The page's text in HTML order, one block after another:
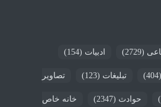
(2729) ادبیات (154)
(404) تبلیغات (123) تصاویر
حوادث (2347) خانه خاص